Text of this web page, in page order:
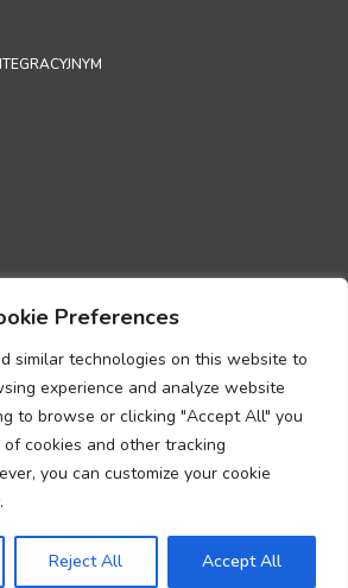
Preferences
similar technologies on this website to
experience and analyze website
to browse or clicking "Accept All" you
cookies and other tracking
you can customize your cookie
Reject All Accept All
ZGODNOŚCI PRZETWARZANIA DANYCH
DANYCH